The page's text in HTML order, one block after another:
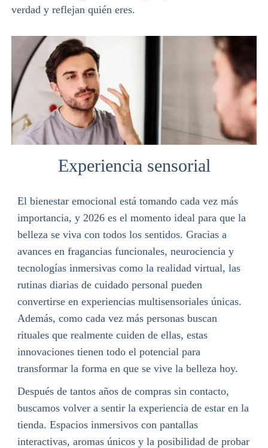
verdad y reflejan quién eres.
Experiencia sensorial
El bienestar emocional está tomando cada vez más
importancia, y 2026 es el momento ideal para que la
belleza se viva con todos los sentidos. Gracias a
avances en fragancias funcionales, neurociencia y
tecnologías inmersivas como la realidad virtual, las
rutinas diarias de cuidado personal pueden
convertirse en experiencias multisensoriales únicas.
Además, como cada vez más personas buscan
rituales que realmente cuiden de ellas, estas
innovaciones tienen todo el potencial para
transformar la forma en que se vive la belleza hoy.
Después de tantos años de compras sin contacto,
buscamos volver a sentir la experiencia de estar en la
tienda. Espacios inmersivos con pantallas
interactivas, aromas únicos y la posibilidad de probar